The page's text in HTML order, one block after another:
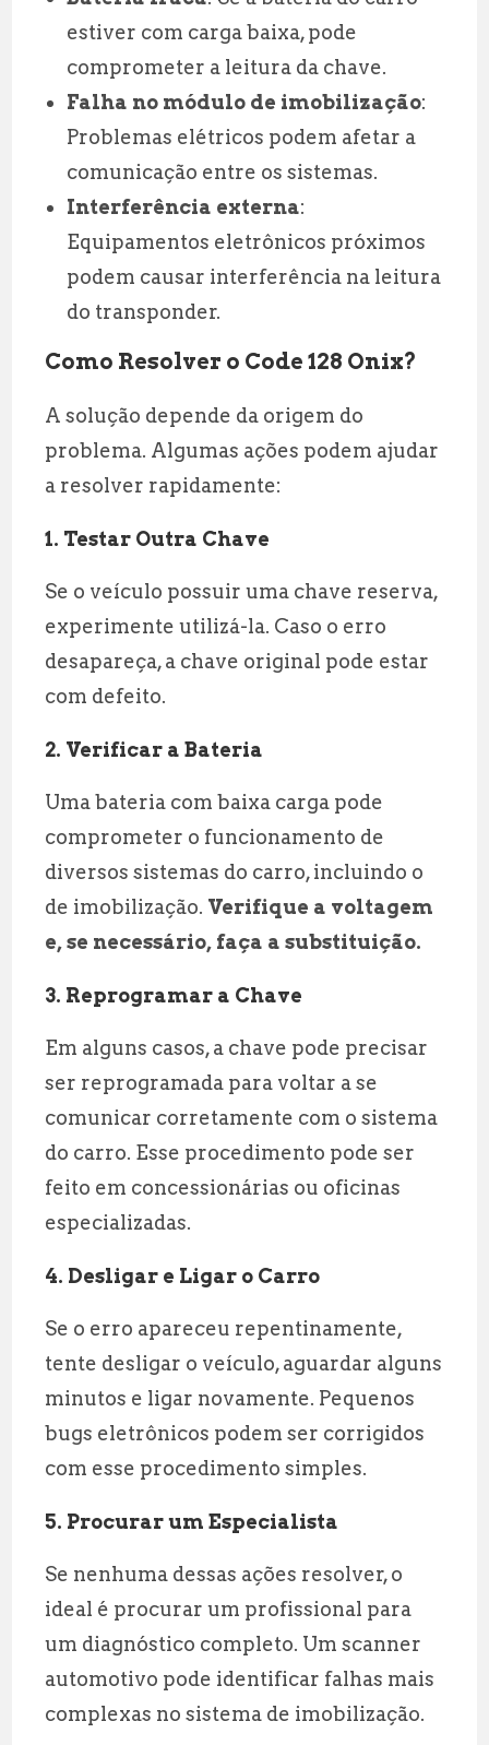
estiver com carga baixa, pode
comprometer a leitura da chave.
Falha no módulo de imobilização:
Problemas elétricos podem afetar a
comunicação entre os sistemas.
Interferência externa:
Equipamentos eletrônicos próximos
podem causar interferência na leitura
do transponder.
Como Resolver o Code 128 Onix?
A solução depende da origem do
problema. Algumas ações podem ajudar
a resolver rapidamente:
1. Testar Outra Chave
Se o veículo possuir uma chave reserva,
experimente utilizá-la. Caso o erro
desapareça, a chave original pode estar
com defeito.
2. Verificar a Bateria
Uma bateria com baixa carga pode
comprometer o funcionamento de
diversos sistemas do carro, incluindo o
de imobilização. Verifique a voltagem
e, se necessário, faça a substituição.
3. Reprogramar a Chave
Em alguns casos, a chave pode precisar
ser reprogramada para voltar a se
comunicar corretamente com o sistema
do carro. Esse procedimento pode ser
feito em concessionárias ou oficinas
especializadas.
4. Desligar e Ligar o Carro
Se o erro apareceu repentinamente,
tente desligar o veículo, aguardar alguns
minutos e ligar novamente. Pequenos
bugs eletrônicos podem ser corrigidos
com esse procedimento simples.
5. Procurar um Especialista
Se nenhuma dessas ações resolver, o
ideal é procurar um profissional para
um diagnóstico completo. Um scanner
automotivo pode identificar falhas mais
complexas no sistema de imobilização.